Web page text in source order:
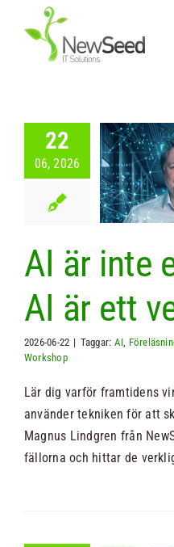
innehållet
Om
22
06, 2026
inte en
AI är ett
AI är inte
AI är ett
2026-06-22 | Taggar: AI,
Workshop
Lär dig varför framtidens
använder tekniken för att
Magnus Lindgren från
fällorna och hittar de